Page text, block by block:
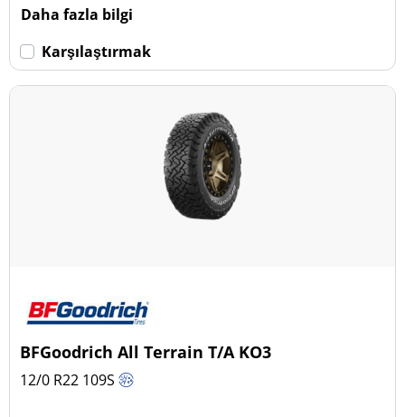
Run flat (Patlamaz) (0)
Run flat (Patlamaz) değil (4)
Daha fazla bilgi
Karşılaştırmak
BFGoodrich All Terrain T/A KO3
12/0 R22 109S